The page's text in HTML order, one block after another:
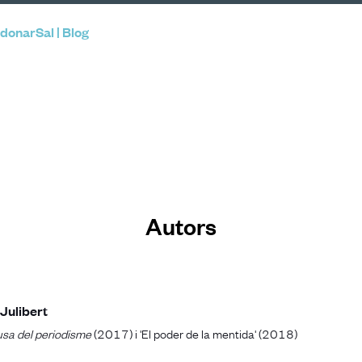
donarSal | Blog
Autors
del periodisme(2017) i 'El poder de la mentida' (2018)